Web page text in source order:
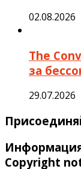
02.08.2026
The
за
29.07.2026
Copyright